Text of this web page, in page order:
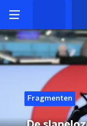
Fragmenten